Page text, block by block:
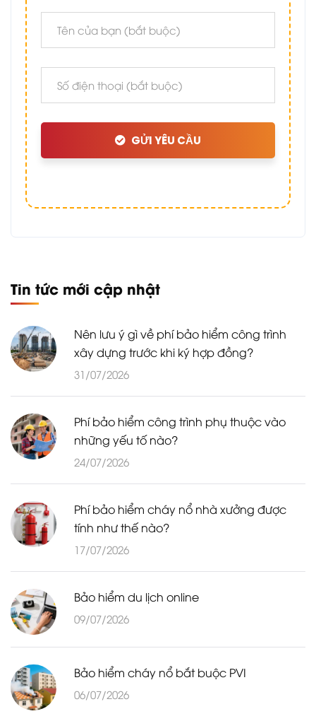
GỬI YÊU CẦU
Tin tức mới cập nhật
Nên lưu ý gì về phí bảo hiểm công trình
xây dựng trước khi ký hợp đồng?
31/07/2026
Phí bảo hiểm công trình phụ thuộc vào
những yếu tố nào?
24/07/2026
Phí bảo hiểm cháy nổ nhà xưởng được
tính như thế nào?
17/07/2026
Bảo hiểm du lịch online
09/07/2026
Bảo hiểm cháy nổ bắt buộc PVI
06/07/2026